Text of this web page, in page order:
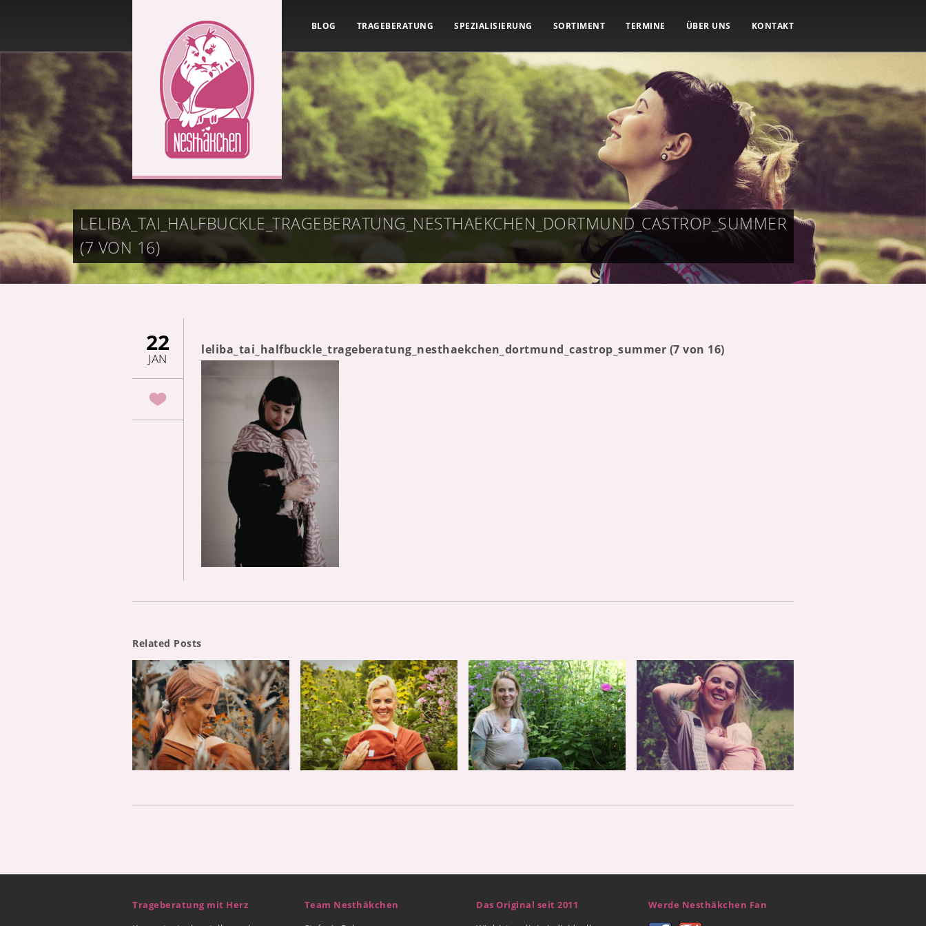
BLOG TRAGEBERATUNG SPEZIALISIERUNG SORTIMENT TERMINE ÜBER UNS KONTAKT
LELIBA_TAI_HALFBUCKLE_TRAGEBERATUNG_NESTHAEKCHEN_DORTMUND_CASTROP_SUMMER
(7 VON 16)
22
JAN
leliba_tai_halfbuckle_trageberatung_nesthaekchen_dortmund_castrop_summer (7 von 16)
Related Posts
Trageberatung mit Herz
Team Nesthäkchen
Das Original seit 2011
Werde Nesthäkchen Fan